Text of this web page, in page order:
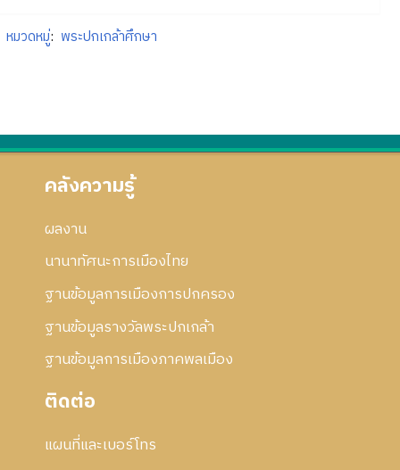
หมวดหมู่: พระปกเกล้าศึกษา
คลังความรู้
ผลงาน
นานาทัศนะการเมืองไทย
ฐานข้อมูลการเมืองการปกครอง
ฐานข้อมูลรางวัลพระปกเกล้า
ฐานข้อมูลการเมืองภาคพลเมือง
ติดต่อ
แผนที่และเบอร์โทร